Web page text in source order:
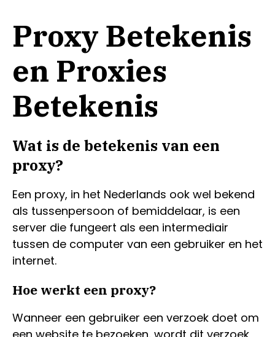
Proxy Betekenis
en Proxies
Betekenis
Wat is de betekenis van een
proxy?
Een proxy, in het Nederlands ook wel bekend
als tussenpersoon of bemiddelaar, is een
server die fungeert als een intermediair
tussen de computer van een gebruiker en het
internet.
Hoe werkt een proxy?
Wanneer een gebruiker een verzoek doet om